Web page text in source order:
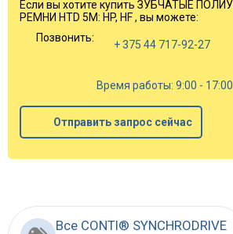
Если вы хотите купить ЗУБЧАТЫЕ
РЕМНИ HTD 5M: HP, HF , вы можете:
Позвонить:
+ 375 44 717-92-27
Время работы: 9:00 - 17:00
Отправить запрос сейчас
Все CONTI® SYNCHRODRIVE